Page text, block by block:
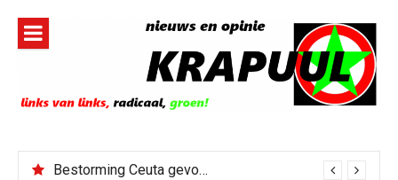
inhoud
Bestorming Ceuta gevolg van op sociale media verspreide hoax?